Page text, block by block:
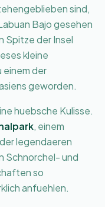
sind,
Bajo gesehen
Spitze der Insel
kleine
einem der
geworden.
huebsche Kulisse.
, einem
legendaeren
Schnorchel- und
so
anfuehlen.